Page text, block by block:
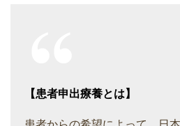
【患者申出療養とは】